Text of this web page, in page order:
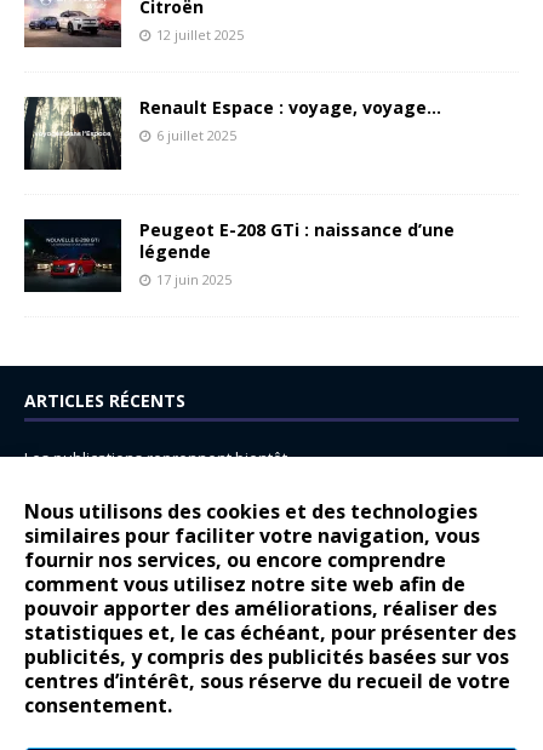
Nous utilisons des cookies et des technologies
similaires pour faciliter votre navigation, vous
fournir nos services, ou encore comprendre
comment vous utilisez notre site web afin de
pouvoir apporter des améliorations, réaliser des
statistiques et, le cas échéant, pour présenter des
publicités, y compris des publicités basées sur vos
centres d’intérêt, sous réserve du recueil de votre
consentement.
Citroën
12 juillet 2025
Renault Espace : voyage, voyage…
6 juillet 2025
Peugeot E-208 GTi : naissance d’une
légende
17 juin 2025
ARTICLES RÉCENTS
Les publications reprennent bientôt…
14 juillet : nouveau film de marque pour Citroën
Renault Espace : voyage, voyage…
Peugeot E-208 GTi : naissance d’une légende
COMMENTAIRES RÉCENTS